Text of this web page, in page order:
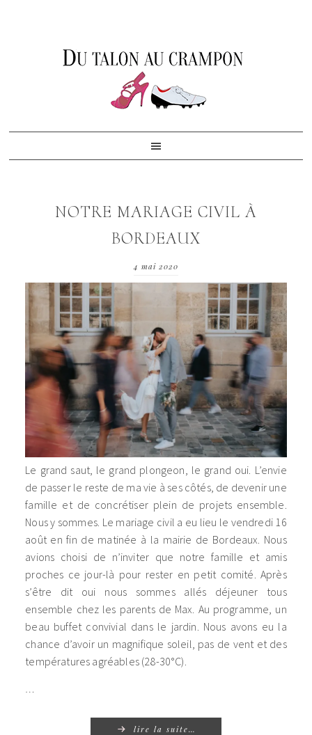
NOTRE MARIAGE CIVIL À
BORDEAUX
4 mai 2020
Le grand saut, le grand plongeon, le grand oui. L’envie
de passer le reste de ma vie à ses côtés, de devenir une
famille et de concrétiser plein de projets ensemble.
Nous y sommes. Le mariage civil a eu lieu le vendredi 16
août en fin de matinée à la mairie de Bordeaux. Nous
avions choisi de n’inviter que notre famille et amis
proches ce jour-là pour rester en petit comité. Après
s’être dit oui nous sommes allés déjeuner tous
ensemble chez les parents de Max. Au programme, un
beau buffet convivial dans le jardin. Nous avons eu la
chance d’avoir un magnifique soleil, pas de vent et des
températures agréables (28-30°C).
…
lire la suite…